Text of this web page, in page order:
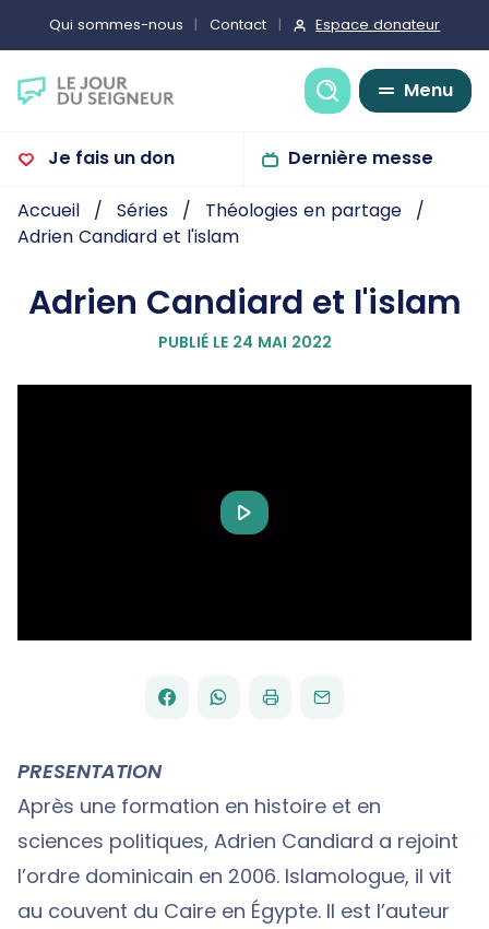
Qui sommes-nous Contact Espace donateur
Recherche
Menu
Je fais un don Dernière messe
Accueil Séries
Théologies en partage
Adrien Candiard et l'islam
Adrien Candiard et l'islam
PUBLIÉ LE 24 MAI 2022
PARTAGER
FACEBOOK
PARTAGER
WHATSAPP
IMPRIMERENVOYER
PAR
EMAIL
PRESENTATION
Après une formation en histoire et en
sciences politiques, Adrien Candiard a rejoint
l’ordre dominicain en 2006. Islamologue, il vit
au couvent du Caire en Égypte. Il est l’auteur